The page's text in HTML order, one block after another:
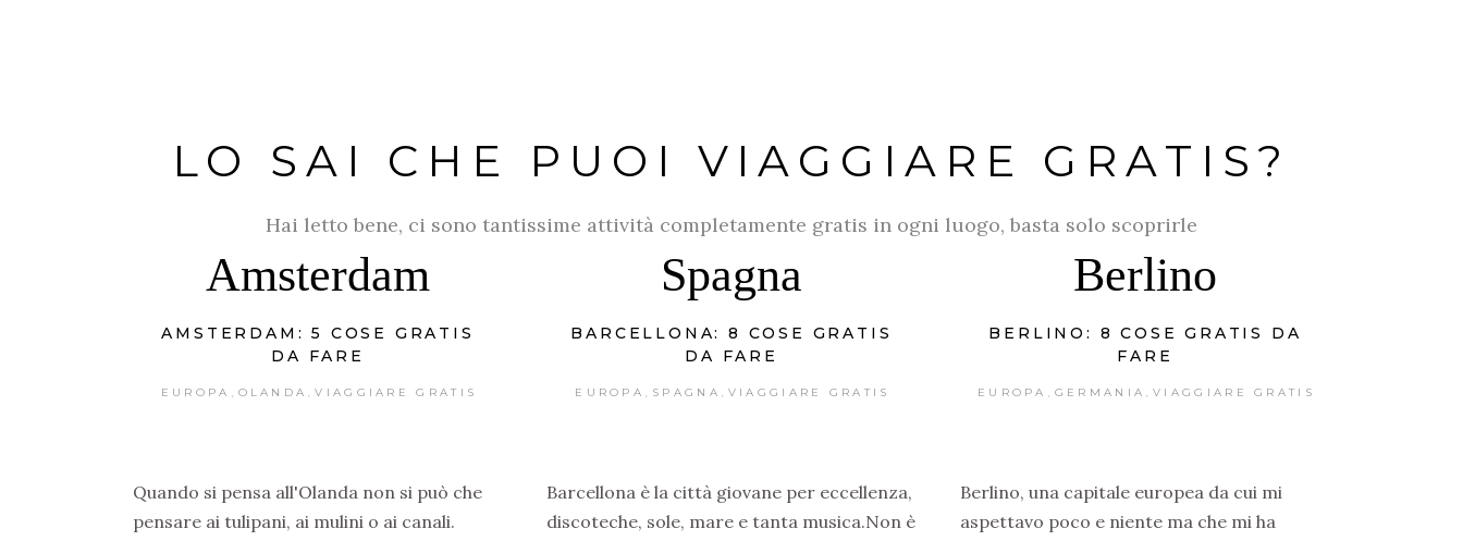
LO SAI CHE PUOI VIAGGIARE GRATIS?
Hai letto bene, ci sono tantissime attività completamente gratis in ogni luogo, basta solo scoprirle
Amsterdam
AMSTERDAM: 5 COSE GRATIS
DA FARE
EUROPA , OLANDA , VIAGGIARE GRATIS
Quando si pensa all'Olanda non si può che
pensare ai tulipani, ai mulini o ai canali.
Spagna
BARCELLONA: 8 COSE GRATIS
DA FARE
EUROPA , SPAGNA , VIAGGIARE GRATIS
Barcellona è la città giovane per eccellenza,
discoteche, sole, mare e tanta musica.Non è
Berlino
BERLINO: 8 COSE GRATIS DA
FARE
EUROPA , GERMANIA , VIAGGIARE GRATIS
Berlino, una capitale europea da cui mi
aspettavo poco e niente ma che mi ha